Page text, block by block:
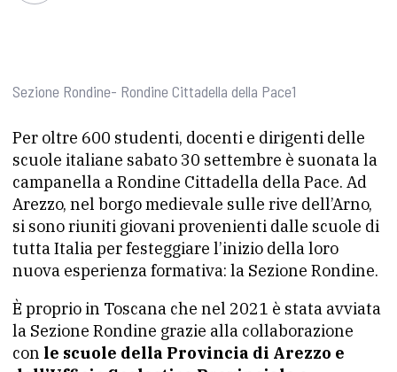
Sezione Rondine- Rondine Cittadella della Pace1
Per oltre 600 studenti, docenti e dirigenti delle
scuole italiane sabato 30 settembre è suonata la
campanella a Rondine Cittadella della Pace. Ad
Arezzo, nel borgo medievale sulle rive dell’Arno,
si sono riuniti giovani provenienti dalle scuole di
tutta Italia per festeggiare l’inizio della loro
nuova esperienza formativa: la Sezione Rondine.
È proprio in Toscana che nel 2021 è stata avviata
la Sezione Rondine grazie alla collaborazione
con le scuole della Provincia di Arezzo e